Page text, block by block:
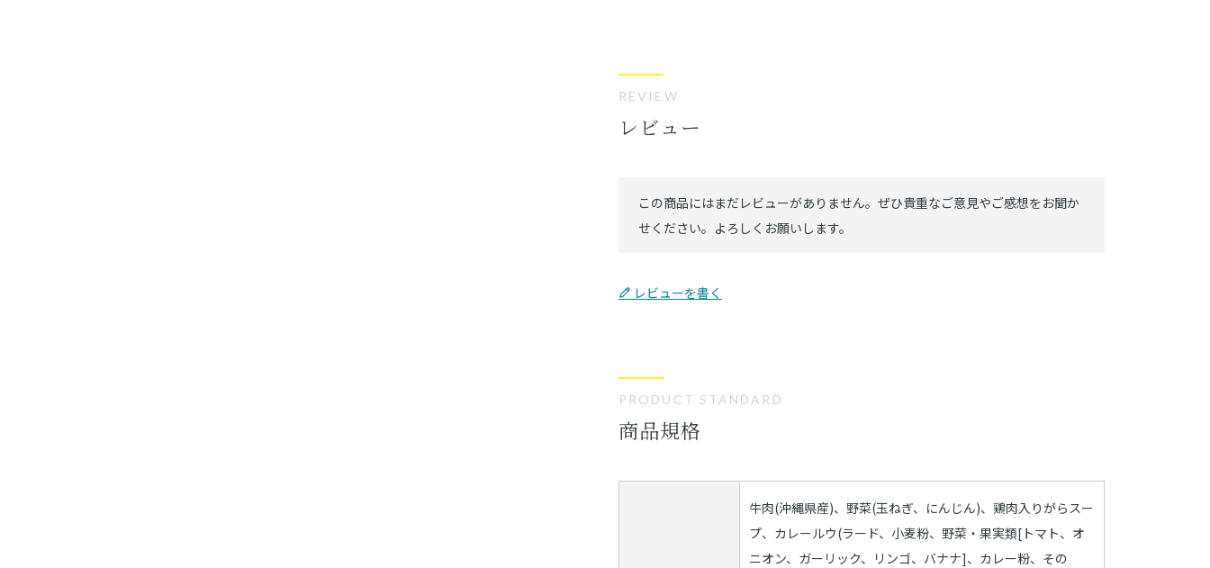
REVIEW
レビュー
レビューを書く
PRODUCT STANDARD
商品規格
牛肉(沖縄県産)、野菜(玉ねぎ、にんじん)、鶏肉入りがらスー
プ、カレールウ(ラード、小麦粉、野菜・果実類[トマト、オ
ニオン、ガーリック、リンゴ、バナナ]、カレー粉、その